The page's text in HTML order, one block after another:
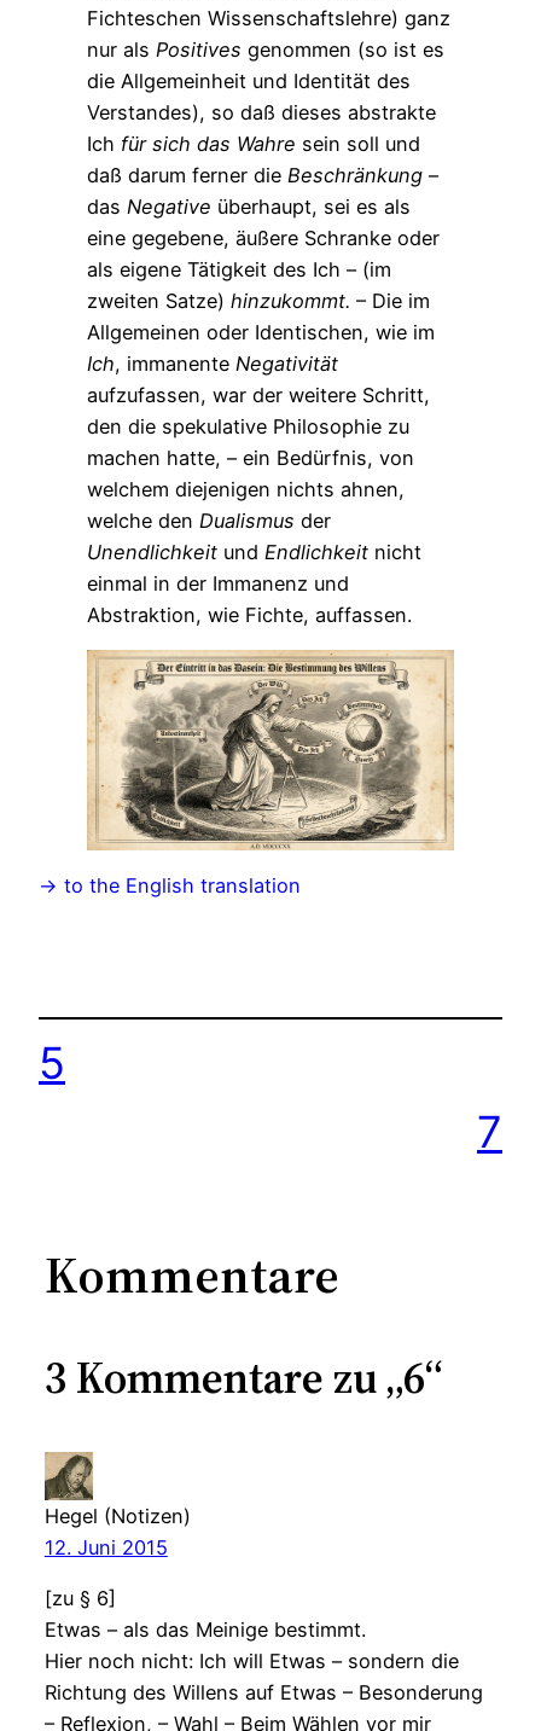
Fichteschen Wissenschaftslehre) ganz
nur als Positives genommen (so ist es
die Allgemeinheit und Identität des
Verstandes), so daß dieses abstrakte
Ich für sich das Wahre sein soll und
daß darum ferner die Beschränkung –
das Negative überhaupt, sei es als
eine gegebene, äußere Schranke oder
als eigene Tätigkeit des Ich – (im
zweiten Satze) hinzukommt. – Die im
Allgemeinen oder Identischen, wie im
Ich, immanente Negativität
aufzufassen, war der weitere Schritt,
den die spekulative Philosophie zu
machen hatte, – ein Bedürfnis, von
welchem diejenigen nichts ahnen,
welche den Dualismus der
Unendlichkeit und Endlichkeit nicht
einmal in der Immanenz und
Abstraktion, wie Fichte, auffassen.
-> to the English translation
5
7
Kommentare
3 Kommentare zu „6“
Hegel (Notizen)
12. Juni 2015
[zu § 6]
Etwas – als das Meinige bestimmt.
Hier noch nicht: Ich will Etwas – sondern die
Richtung des Willens auf Etwas – Besonderung
– Reflexion, – Wahl – Beim Wählen vor mir